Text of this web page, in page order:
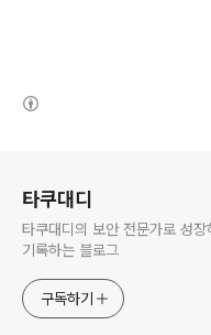
타쿠대디
타쿠대디의 보안 전문가로 성
기록하는 블로그
구독하기